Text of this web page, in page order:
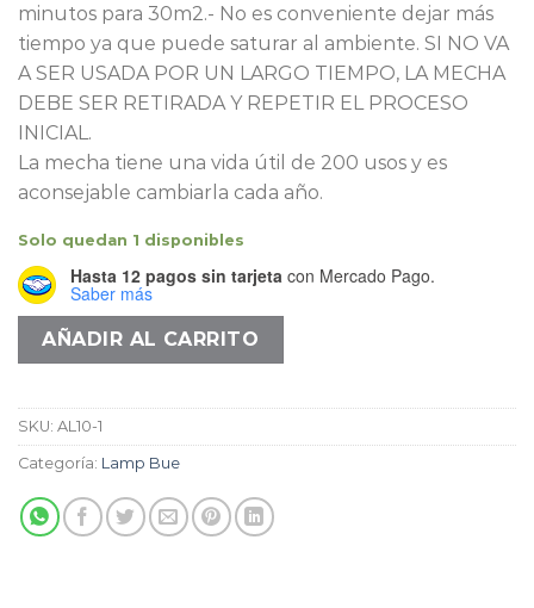
minutos para 30m2.- No es conveniente dejar más
tiempo ya que puede saturar al ambiente. SI NO VA
A SER USADA POR UN LARGO TIEMPO, LA MECHA
DEBE SER RETIRADA Y REPETIR EL PROCESO
INICIAL.
La mecha tiene una vida útil de 200 usos y es
aconsejable cambiarla cada año.
Solo quedan 1 disponibles
Hasta 12 pagos sin tarjeta con Mercado Pago.
Saber más
AÑADIR AL CARRITO
SKU: AL10-1
Categoría: Lamp Bue